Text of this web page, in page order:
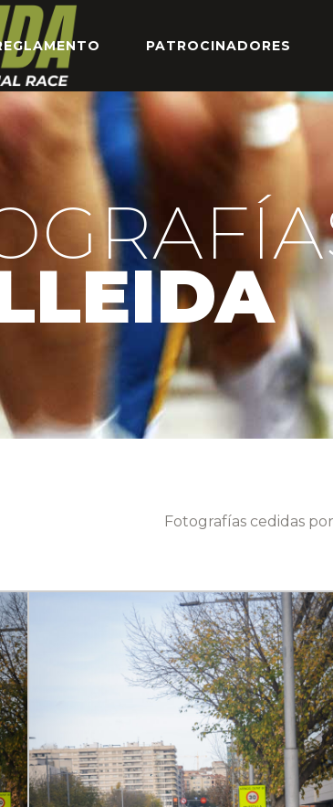
PATROCINADORES
Fotografías cedidas